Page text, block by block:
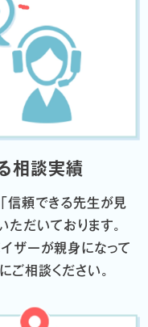
相談実績
信頼できる先生が見
ただいております。
ザーが親身になって
ご相談ください。